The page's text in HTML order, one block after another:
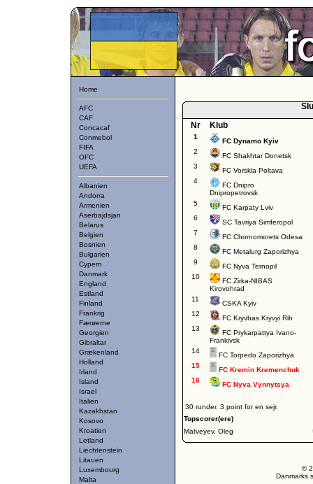
Home
AFC
CAF
Concacaf
Conmebol
FIFA
OFC
UEFA
Albanien
Andorra
Armenien
Aserbajdsjan
Belarus
Belgien
Bosnien
Bulgarien
Cypern
Danmark
England
Estland
Finland
Frankrig
Færøerne
Georgien
Gibraltar
Grækenland
Holland
Irland
Island
Israel
Italien
Kazakhstan
Kosovo
Kroatien
Letland
Liechtenstein
Litauen
Luxembourg
Malta
Nr
Klub
1
FC Dynamo Kyiv
2
FC Shakhtar Donetsk
3
FC Vorskla Poltava
4
FC Dnipro
Dnipropetrovsk
5
FC Karpaty Lviv
6
SC Tavriya Simferopol
7
FC Chornomorets Odesa
8
FC Metalurg Zaporizhya
9
FC Nyva Ternopil
10
FC Zirka-NIBAS
Kirovohrad
11
CSKA Kyiv
12
FC Kryvbas Kryvyi Rih
13
FC Prykarpattya Ivano-
Frankivsk
14
FC Torpedo Zaporizhya
15
FC Kremin Kremenchuk
16
FC Nyva Vynnytsya
30 runder. 3 point for en sejr.
Topscorer(ere)
Matveyev, Oleg
©
Danmarks